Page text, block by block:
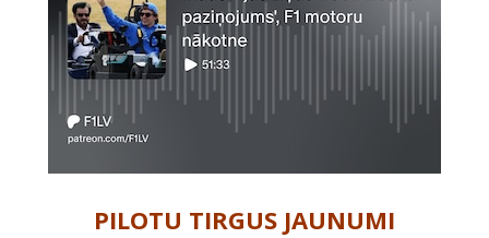
PILOTU TIRGUS JAUNUMI